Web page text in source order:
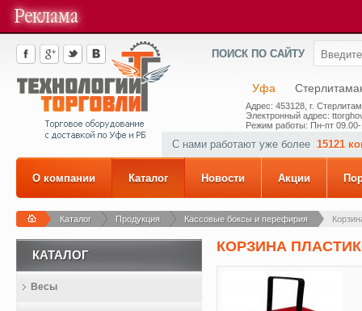
ПОИСК ПО САЙТУ
Уфа
Адрес: 453128, г.
Электронный адрес:
Режим работы: Пн-пт
С нами работают уже более 15121
О компании Каталог Новости Акции
Каталог Продукция Кассовые боксы и перефирия
КОРЗИНА
КАТАЛОГ
Весы